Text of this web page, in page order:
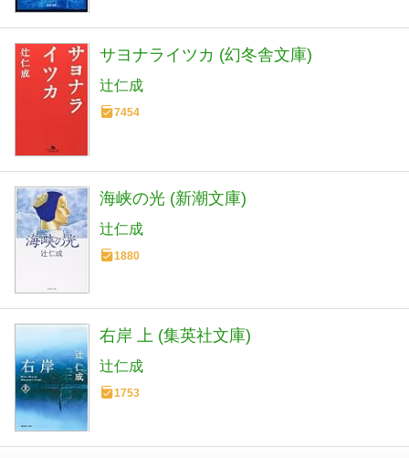
サヨナライツカ (幻冬舎文庫)
辻仁成
7454
海峡の光 (新潮文庫)
辻仁成
1880
右岸 上 (集英社文庫)
辻仁成
1753